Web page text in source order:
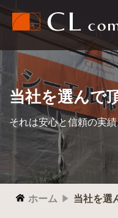
当社を選んで
それは安心と信頼の実
ホーム 当社を選